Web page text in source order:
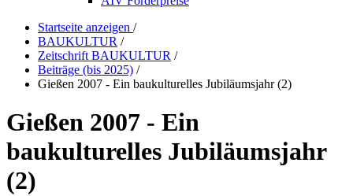
Startseite anzeigen /
BAUKULTUR /
Zeitschrift BAUKULTUR /
Beiträge (bis 2025) /
Gießen 2007 - Ein baukulturelles Jubiläumsjahr (2)
Gießen 2007 - Ein
baukulturelles Jubiläumsjahr
(2)